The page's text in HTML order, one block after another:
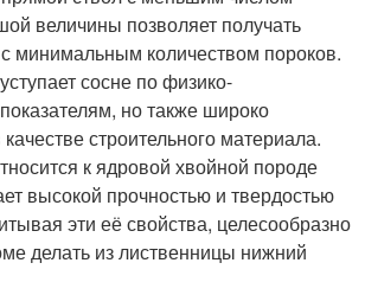
величины позволяет получать
минимальным количеством пороков.
сосне по физико-
но также широко
качестве строительного материала.
к ядровой хвойной породе
высокой прочностью и твердостью
эти её свойства, целесообразно
делать из лиственницы нижний